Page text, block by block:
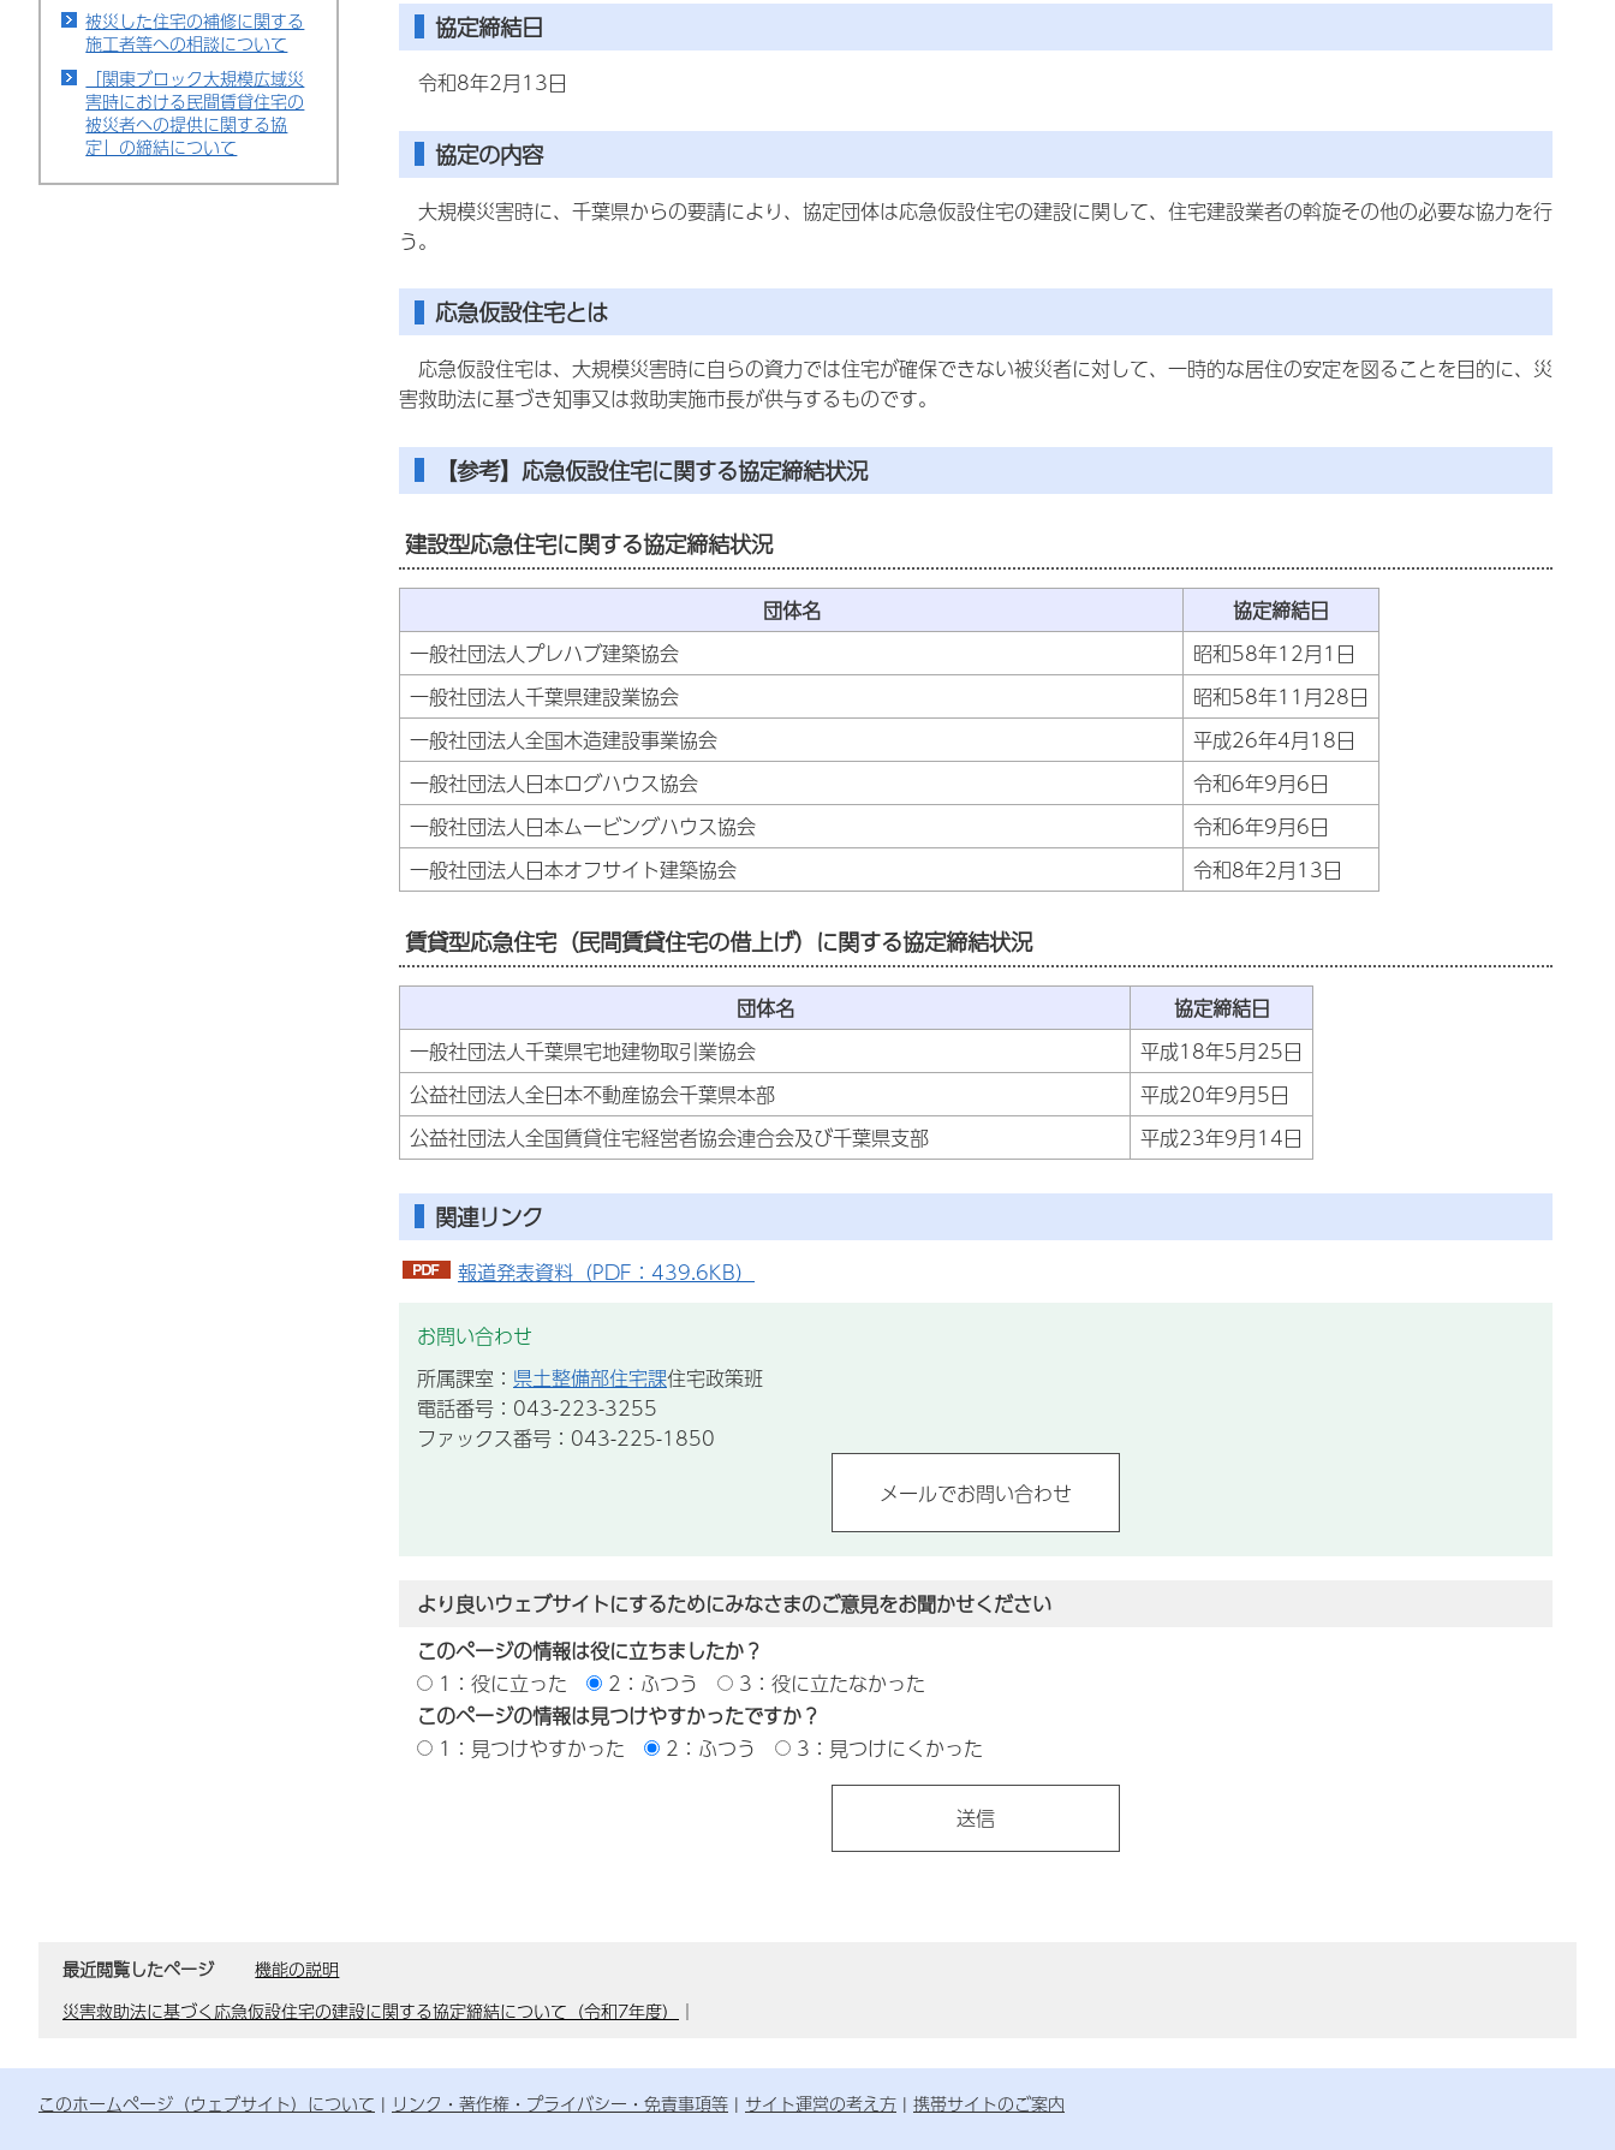
被災した住宅の補修に関する
施工者等への相談について
「関東ブロック大規模広域災
害時における民間賃貸住宅の
被災者への提供に関する協
定」の締結について
協定締結日
令和8年2月13日
協定の内容
大規模災害時に、千葉県からの要請により、協定団体は応急仮設住宅の建設に関して、住宅建設業者の斡旋その他の必要な協力を行
う。
応急仮設住宅とは
応急仮設住宅は、大規模災害時に自らの資力では住宅が確保できない被災者に対して、一時的な居住の安定を図ることを目的に、災
害救助法に基づき知事又は救助実施市長が供与するものです。
【参考】応急仮設住宅に関する協定締結状況
建設型応急住宅に関する協定締結状況
団体名
協定締結日
一般社団法人プレハブ建築協会
昭和58年12月1日
一般社団法人千葉県建設業協会
昭和58年11月28日
一般社団法人全国木造建設事業協会
平成26年4月18日
一般社団法人日本ログハウス協会
令和6年9月6日
一般社団法人日本ムービングハウス協会
令和6年9月6日
一般社団法人日本オフサイト建築協会
令和8年2月13日
賃貸型応急住宅（民間賃貸住宅の借上げ）に関する協定締結状況
団体名
協定締結日
一般社団法人千葉県宅地建物取引業協会
平成18年5月25日
公益社団法人全日本不動産協会千葉県本部
平成20年9月5日
公益社団法人全国賃貸住宅経営者協会連合会及び千葉県支部
平成23年9月14日
関連リンク
報道発表資料（PDF：439.6KB）
お問い合わせ
所属課室： 県土整備部住宅課住宅政策班
電話番号：043-223-3255
ファックス番号：043-225-1850
より良いウェブサイトにするためにみなさまのご意見をお聞かせください
このページの情報は役に立ちましたか？
1：役に立った
2：ふつう
3：役に立たなかった
このページの情報は見つけやすかったですか？
1：見つけやすかった
2：ふつう 3：見つけにくかった
最近閲覧したページ
機能の説明
災害救助法に基づく応急仮設住宅の建設に関する協定締結について（令和7年度）
｜
このホームページ（ウェブサイト）について リンク・著作権・プライバシー・免責事項等 サイト運営の考え方 携帯サイトのご案内